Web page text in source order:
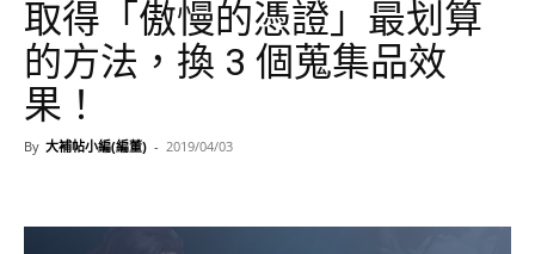
取得「傲慢的憑證」最划算
的方法，換 3 個蒐集品效
果！
By 大補帖小編(編董) - 2019/04/03